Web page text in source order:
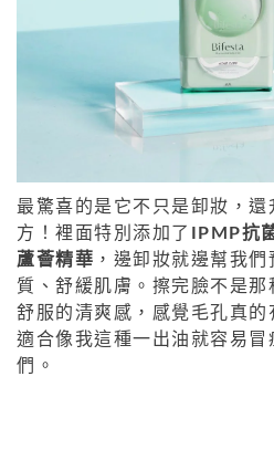
最驚喜的是它不只是卸妝，還
方！裡面特別添加了
IPMP抗
蘆薈精華 ，邊卸妝就邊幫我
質、舒緩肌膚。擦完臉不是那
舒服的清爽感，感覺毛孔真的
適合像我這種一出油就容易冒
們。